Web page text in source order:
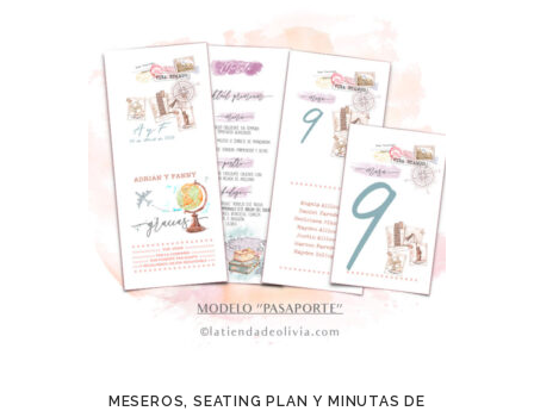
MESEROS, SEATING PLAN Y MINUTAS DE